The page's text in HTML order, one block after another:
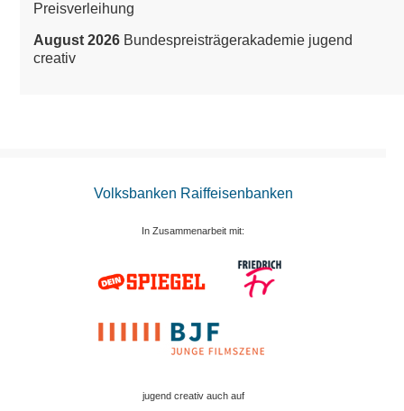
Preisverleihung
August 2026 Bundespreisträgerakademie jugend
creativ
Volksbanken Raiffeisenbanken
In Zusammenarbeit mit:
jugend creativ auch auf